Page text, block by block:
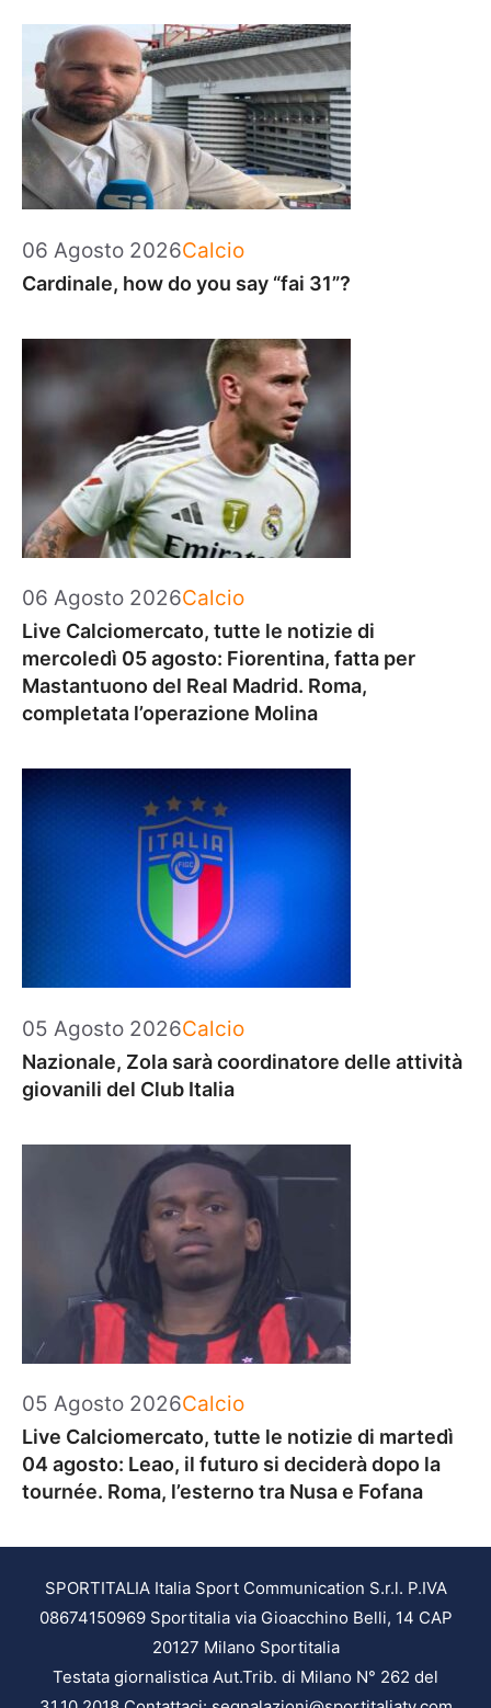
06 Agosto 2026Categorie
Calcio
Cardinale, how do you say “fai 31”?
06 Agosto 2026Categorie
Calcio
Live Calciomercato, tutte le notizie di
mercoledì 05 agosto: Fiorentina, fatta per
Mastantuono del Real Madrid. Roma,
completata l’operazione Molina
05 Agosto 2026Categorie
Calcio
Nazionale, Zola sarà coordinatore delle attività
giovanili del Club Italia
05 Agosto 2026Categorie
Calcio
Live Calciomercato, tutte le notizie di martedì
04 agosto: Leao, il futuro si deciderà dopo la
tournée. Roma, l’esterno tra Nusa e Fofana
SPORTITALIA Italia Sport Communication S.r.l. P.IVA
08674150969 Sportitalia via Gioacchino Belli, 14 CAP
20127 Milano Sportitalia
Testata giornalistica Aut.Trib. di Milano N° 262 del